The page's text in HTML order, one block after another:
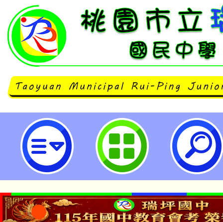
「2025花在彰化」活動訊息-桃園